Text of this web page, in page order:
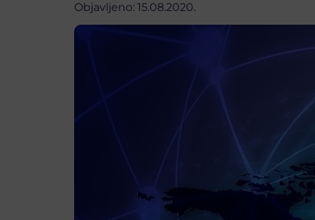
Objavljeno: 15.08.2020.